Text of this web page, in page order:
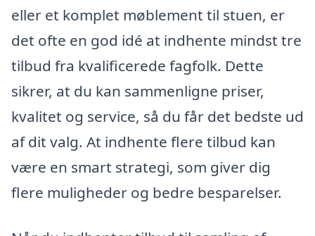
eller et komplet møblement til stuen, er
det ofte en god idé at indhente mindst tre
tilbud fra kvalificerede fagfolk. Dette
sikrer, at du kan sammenligne priser,
kvalitet og service, så du får det bedste ud
af dit valg. At indhente flere tilbud kan
være en smart strategi, som giver dig
flere muligheder og bedre besparelser.